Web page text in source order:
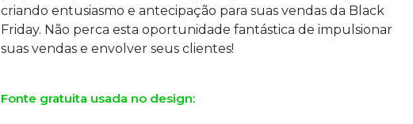
criando entusiasmo e antecipação para suas vendas da Black
Friday. Não perca esta oportunidade fantástica de impulsionar
Fonte gratuita usada no design: